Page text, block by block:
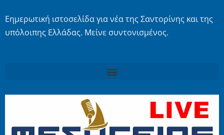
Εημερωτική ιστοσελίδα για νέα της Σαντορίνης και της
υπόλοιπης Ελλάδας. Μείνε συντονισμένος.